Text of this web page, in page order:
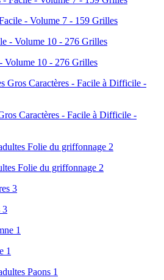
- Volume 7 - 159 Grilles
10 - 276 Grilles
Caractères - Facile à Difficile -
Folie du griffonnage 2
3
1